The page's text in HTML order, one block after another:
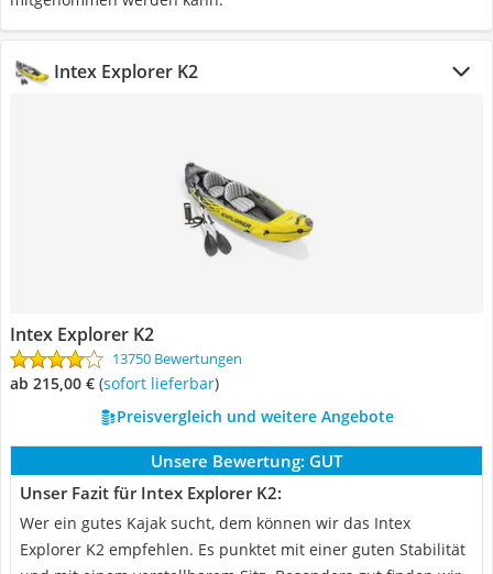
Intex Explorer K2
Intex Explorer K2
13750 Bewertungen
ab 215,00 € ( Sofort lieferbar)
Preisvergleich und weitere Angebote
Unsere Bewertung: GUT
Unser Fazit für Intex Explorer K2:
Wer ein gutes Kajak sucht, dem können wir das Intex
Explorer K2 empfehlen. Es punktet mit einer guten Stabilität